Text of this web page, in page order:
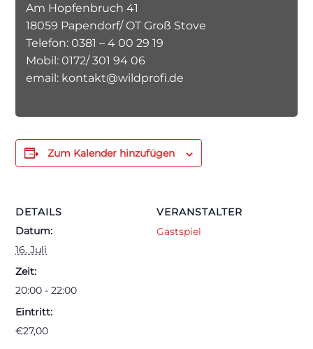
Am Hopfenbruch 41
18059 Papendorf/ OT Groß Stove
Telefon: 0381 – 4 00 29 19
Mobil: 0172/ 301 94 06
email: kontakt@wildprofi.de
Zum Kalender hinzufügen
DETAILS
Datum:
16. Juli
Zeit:
20:00 - 22:00
Eintritt:
€27,00
VERANSTALTER
Gastspiel